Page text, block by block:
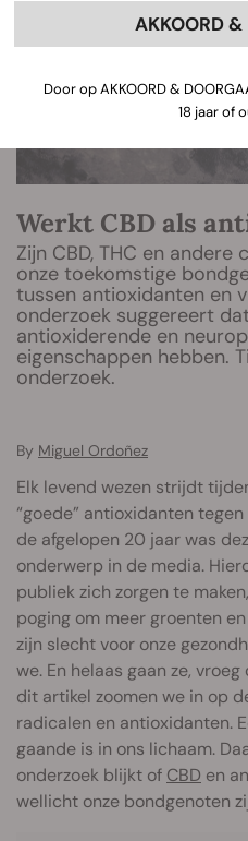
Werkt CBD als
Zijn CBD, THC en
onze toekomstige
tussen antioxidanten en
onderzoek suggereert
antioxiderende en
eigenschappen hebben.
onderzoek.
By Miguel Ordoñez
Elk levend wezen strijdt
“goede” antioxidanten
de afgelopen 20 jaar was
onderwerp in de media.
publiek zich zorgen te
poging om meer groenten
zijn slecht voor onze
we. En helaas gaan ze,
dit artikel zoomen we in op
radicalen en antioxidanten.
gaande is in ons lichaam.
onderzoek blijkt of CBD en
wellicht onze bondgenoten
AKKOORD
Door op AKKOORD &
18 jaar of